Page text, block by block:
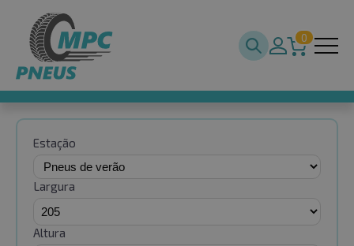
0
Estação
Largura
Altura